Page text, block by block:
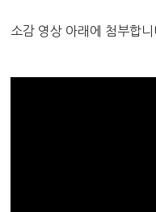
소감 영상 아래에 첨부합